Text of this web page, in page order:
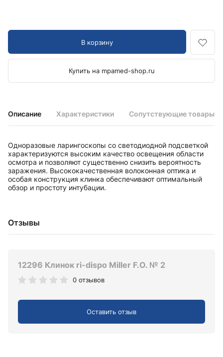
Описание Характеристики Сопутствующие товары
Одноразовые ларингоскопы со светодиодной подсветкой
характеризуются высоким качество освещения области
осмотра и позволяют существенно снизить вероятность
заражения. Высококачественная волоконная оптика и
особая конструкция клинка обеспечивают оптимальный
обзор и простоту интубации.
Отзывы
12296 Клинок ri-dispo Miller F.O. № 2
0 отзывов
Оставить отзыв
В корзину
Купить на mpamed-shop.ru